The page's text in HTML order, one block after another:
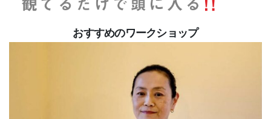
おすすめのワークショップ